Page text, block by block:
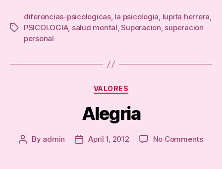
Tags
diferencias-psicologicas, la psicologia, lupita herrera,
PSICOLOGIA, salud mental,Superacion, superacion
personal
Categories
VALORES
Alegria
Post
By admin
PostApril 1, 2012 No Commentson